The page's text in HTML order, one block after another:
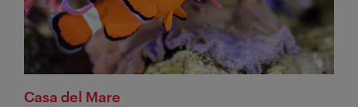
Casa del Mare